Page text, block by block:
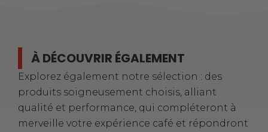
À DÉCOUVRIR ÉGALEMENT
Explorez également notre sélection : des
produits soigneusement choisis, alliant
qualité et performance, qui compléteront à
merveille votre expérience café et répondront